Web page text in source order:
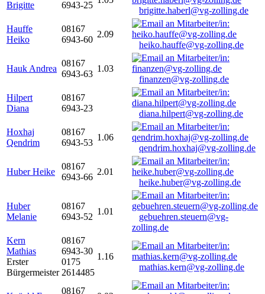
Brigitte
6943-25
brigitte.haberl@vg-zolling.de
Hauffe
Heiko
08167
6943-60
2.09
heiko.hauffe@vg-zolling.de
Hauk Andrea
08167
6943-63
1.03
finanzen@vg-zolling.de
Hilpert
Diana
08167
6943-23
diana.hilpert@vg-zolling.de
Hoxhaj
Qendrim
08167
6943-53
1.06
qendrim.hoxhaj@vg-zolling.de
Huber Heike
08167
6943-66
2.01
heike.huber@vg-zolling.de
Huber
Melanie
08167
6943-52
1.01
gebuehren.steuern@vg-
zolling.de
Kern
Mathias
Erster
Bürgermeister
08167
6943-30
0175
2614485
1.16
mathias.kern@vg-zolling.de
08167